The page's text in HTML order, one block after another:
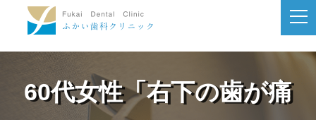
60代女性「右下の歯が痛